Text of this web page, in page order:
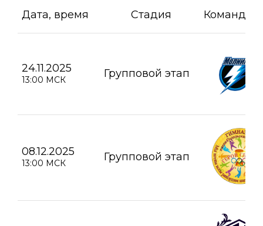
Дата, время Стадия Команда А
24.11.2025
13:00 МСК Групповой этап
08.12.2025
13:00 МСК Групповой этап